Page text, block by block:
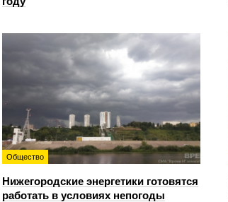
Общество
Нижегородские энергетики готовятся
работать в условиях непогоды